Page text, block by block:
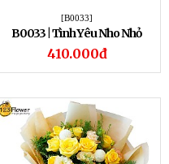
[B0033]
B0033 | Tình Yêu Nho Nhỏ
410.000đ